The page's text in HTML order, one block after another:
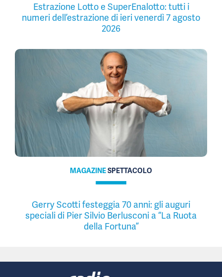
Estrazione Lotto e SuperEnalotto: tutti i
numeri dell’estrazione di ieri venerdì 7 agosto
2026
MAGAZINESPETTACOLO
Gerry Scotti festeggia 70 anni: gli auguri
speciali di Pier Silvio Berlusconi a “La Ruota
della Fortuna”